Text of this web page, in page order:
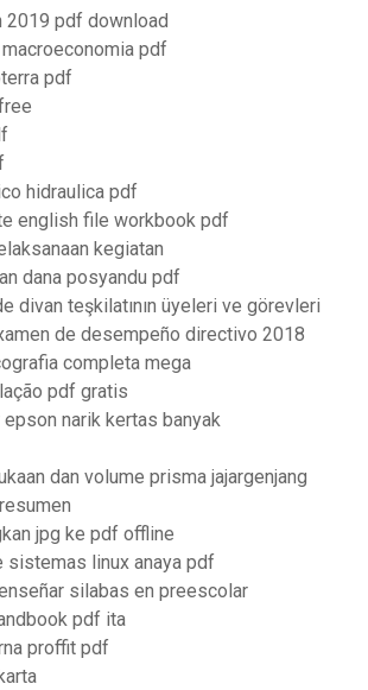
2019 pdf download
pdf
pdf
hidraulica pdf
english file workbook pdf
kegiatan
dana posyandu pdf
divan teşkilatının üyeleri ve görevleri
de desempeño directivo 2018
completa mega
pdf gratis
narik kertas banyak
dan volume prisma jajargenjang
jpg ke pdf offline
sistemas linux anaya pdf
silabas en preescolar
pdf ita
proffit pdf